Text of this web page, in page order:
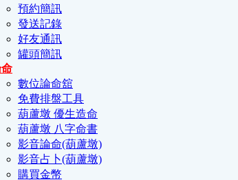
預約簡訊
發送記錄
好友通訊
罐頭簡訊
數位論命舘
免費排盤工具
葫蘆墩 優生造命
葫蘆墩 八字命書
影音論命(葫蘆墩)
影音占卜(葫蘆墩)
購買金幣